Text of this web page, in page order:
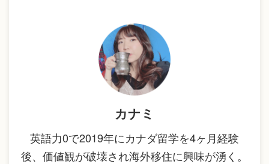
カナミ
英語力0で2019年にカナダ留学を4ヶ月経験
後、価値観が破壊され海外移住に興味が湧く。